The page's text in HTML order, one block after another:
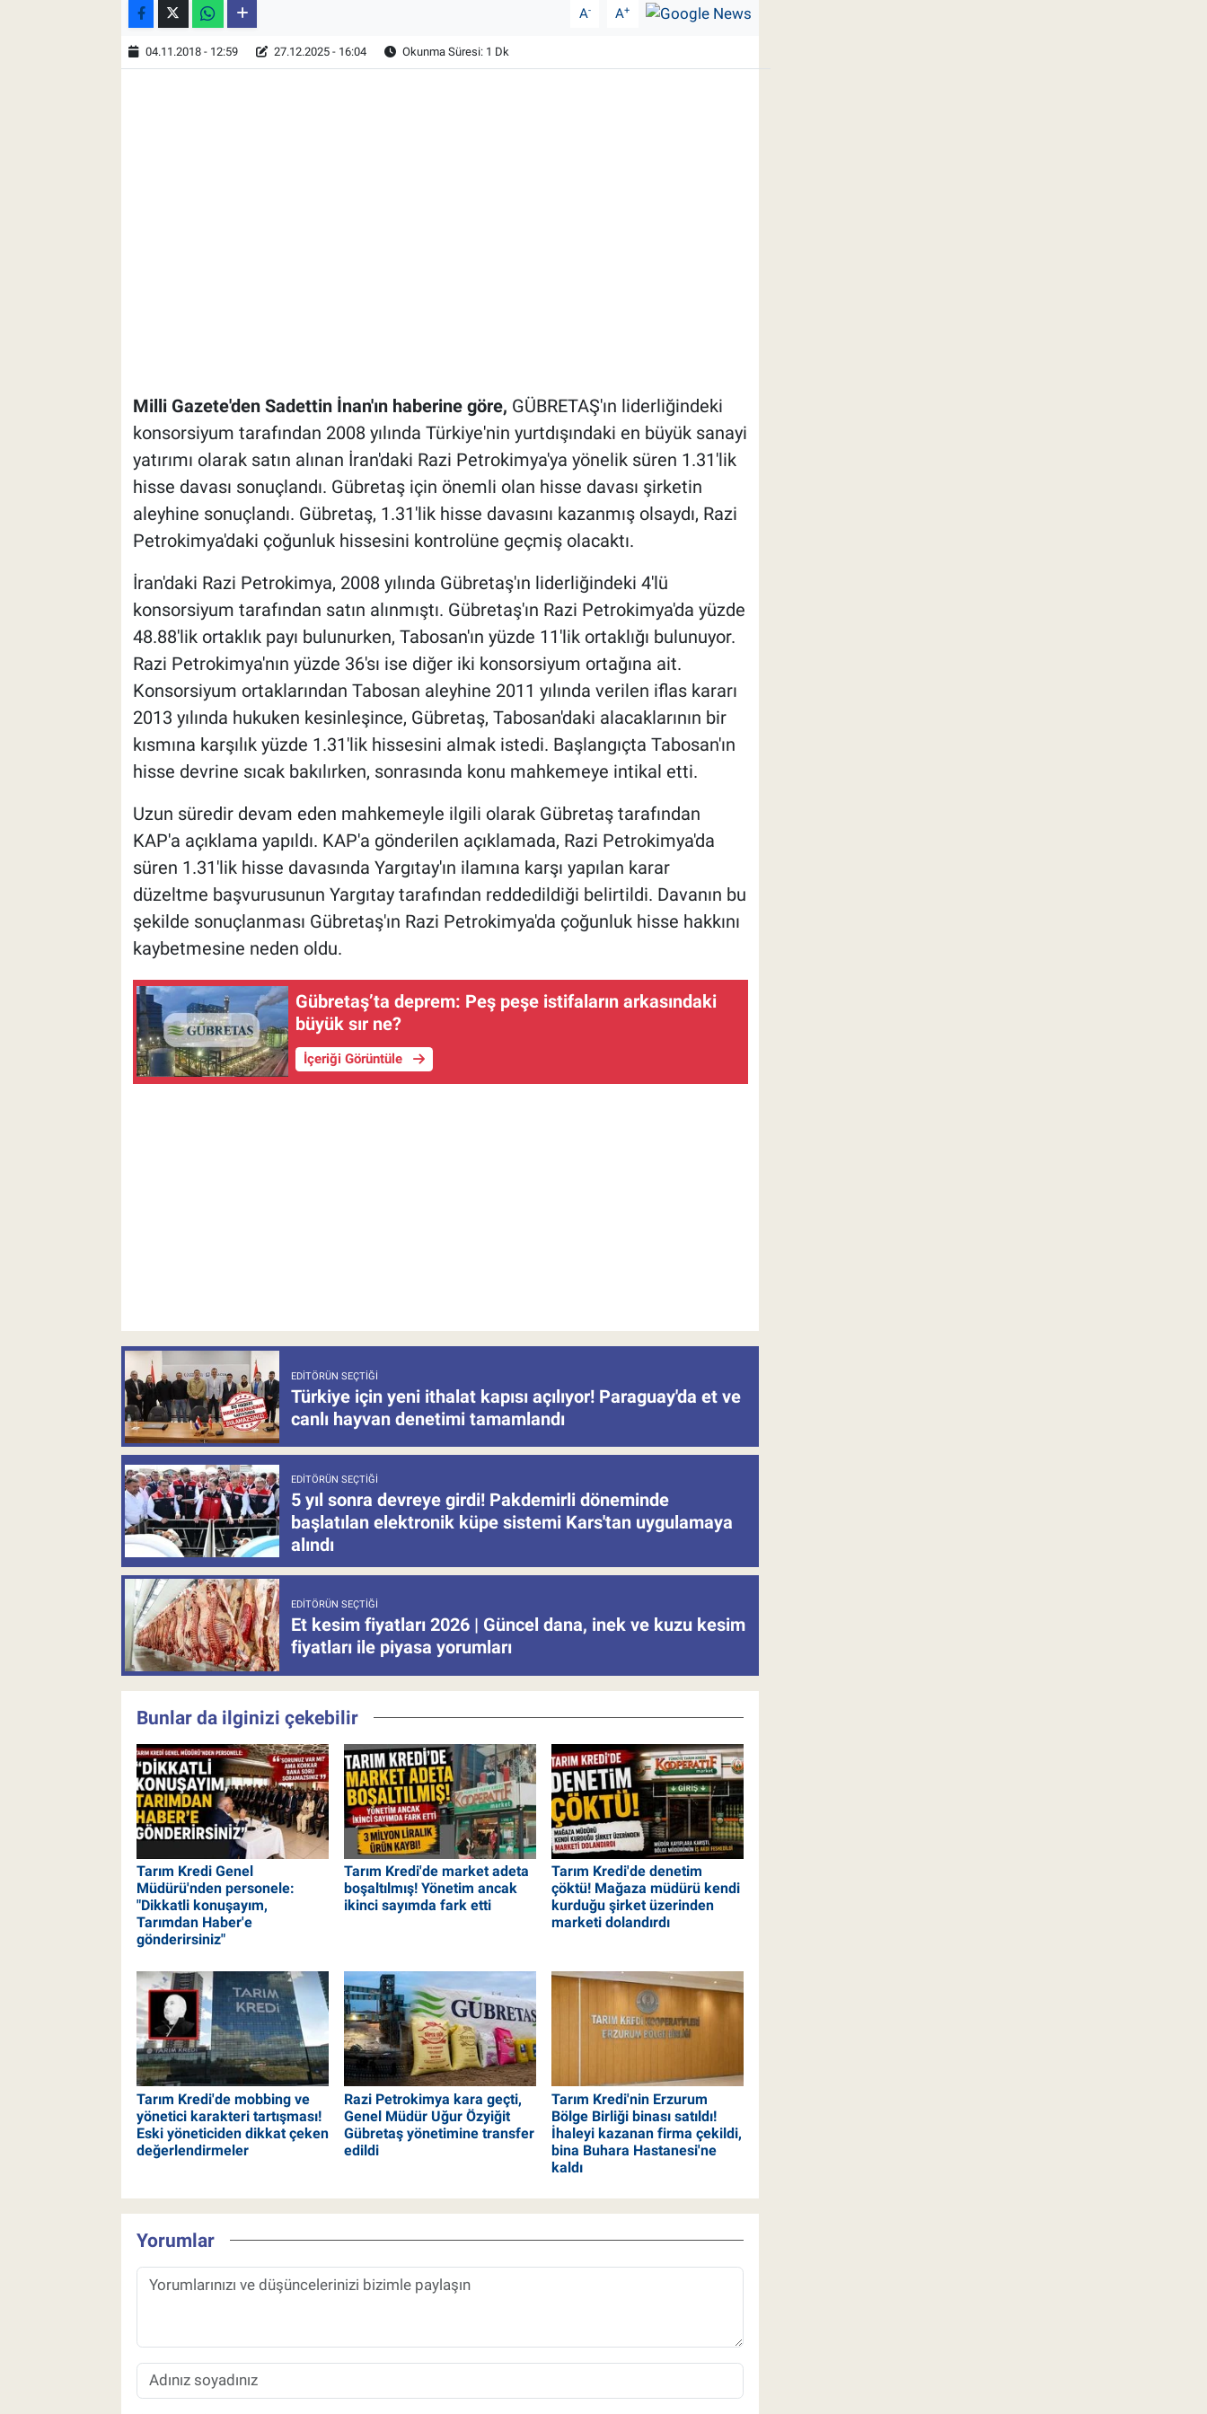
A- A+
04.11.2018 - 12:59 27.12.2025 - 16:04 Okunma Süresi: 1 Dk
Milli Gazete'den Sadettin İnan'ın haberine göre, GÜBRETAŞ'ın liderliğindeki
konsorsiyum tarafından 2008 yılında Türkiye'nin yurtdışındaki en büyük sanayi
yatırımı olarak satın alınan İran'daki Razi Petrokimya'ya yönelik süren 1.31'lik
hisse davası sonuçlandı. Gübretaş için önemli olan hisse davası şirketin
aleyhine sonuçlandı. Gübretaş, 1.31'lik hisse davasını kazanmış olsaydı, Razi
Petrokimya'daki çoğunluk hissesini kontrolüne geçmiş olacaktı.
İran'daki Razi Petrokimya, 2008 yılında Gübretaş'ın liderliğindeki 4'lü
konsorsiyum tarafından satın alınmıştı. Gübretaş'ın Razi Petrokimya'da yüzde
48.88'lik ortaklık payı bulunurken, Tabosan'ın yüzde 11'lik ortaklığı bulunuyor.
Razi Petrokimya'nın yüzde 36'sı ise diğer iki konsorsiyum ortağına ait.
Konsorsiyum ortaklarından Tabosan aleyhine 2011 yılında verilen iflas kararı
2013 yılında hukuken kesinleşince, Gübretaş, Tabosan'daki alacaklarının bir
kısmına karşılık yüzde 1.31'lik hissesini almak istedi. Başlangıçta Tabosan'ın
hisse devrine sıcak bakılırken, sonrasında konu mahkemeye intikal etti.
Uzun süredir devam eden mahkemeyle ilgili olarak Gübretaş tarafından
KAP'a açıklama yapıldı. KAP'a gönderilen açıklamada, Razi Petrokimya'da
süren 1.31'lik hisse davasında Yargıtay'ın ilamına karşı yapılan karar
düzeltme başvurusunun Yargıtay tarafından reddedildiği belirtildi. Davanın bu
şekilde sonuçlanması Gübretaş'ın Razi Petrokimya'da çoğunluk hisse hakkını
kaybetmesine neden oldu.
Gübretaş’ta deprem: Peş peşe istifaların arkasındaki
büyük sır ne?
İçeriği Görüntüle
EDITÖRÜN SEÇTIĞI
Türkiye için yeni ithalat kapısı açılıyor! Paraguay'da et ve
canlı hayvan denetimi tamamlandı
EDITÖRÜN SEÇTIĞI
5 yıl sonra devreye girdi! Pakdemirli döneminde
başlatılan elektronik küpe sistemi Kars'tan uygulamaya
alındı
EDITÖRÜN SEÇTIĞI
Et kesim fiyatları 2026 | Güncel dana, inek ve kuzu kesim
fiyatları ile piyasa yorumları
Bunlar da ilginizi çekebilir
Tarım Kredi Genel
Müdürü'nden personele:
"Dikkatli konuşayım,
Tarımdan Haber'e
gönderirsiniz"
Tarım Kredi'de market adeta
boşaltılmış! Yönetim ancak
ikinci sayımda fark etti
Tarım Kredi'de denetim
çöktü! Mağaza müdürü kendi
kurduğu şirket üzerinden
marketi dolandırdı
Tarım Kredi'de mobbing ve
yönetici karakteri tartışması!
Eski yöneticiden dikkat çeken
değerlendirmeler
Razi Petrokimya kara geçti,
Genel Müdür Uğur Özyiğit
Gübretaş yönetimine transfer
edildi
Tarım Kredi'nin Erzurum
Bölge Birliği binası satıldı!
İhaleyi kazanan firma çekildi,
bina Buhara Hastanesi'ne
kaldı
Yorumlar